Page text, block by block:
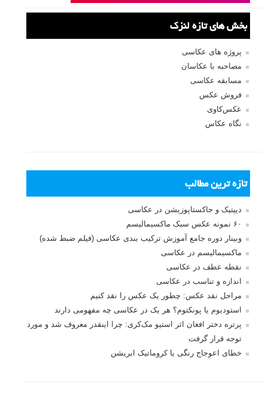
بخش های تازه لنزک
پروژه های عکاسی
مصاحبه با عکاسان
مسابقه عکاسی
فروش عکس
عکس‌کاوی
نگاه عکاس
تازه ترین مطالب
دیپتیک و جاکستا‌پوزیشن در عکاسی
۶۰ نمونه عکس سبک ماکسیمالیسم
وبینار دوره جامع آموزش ترکیب بندی عکاسی (فیلم ضبط شده)
ماکسیمالیسم در عکاسی
نقطه عطف در عکاسی
اندازه و تناسب در عکاسی
مراحل نقد عکس: چطور یک عکس را نقد کنیم
استودیوم یا پونکتوم؟ هر یک در عکاسی چه مفهومی دارند
پرتره دختر افغان اثر استیو مک‌کری: چرا اینقدر معروف شد و مورد
توجه قرار گرفت
خطای اعوجاج رنگی یا کروماتیک ابریشن